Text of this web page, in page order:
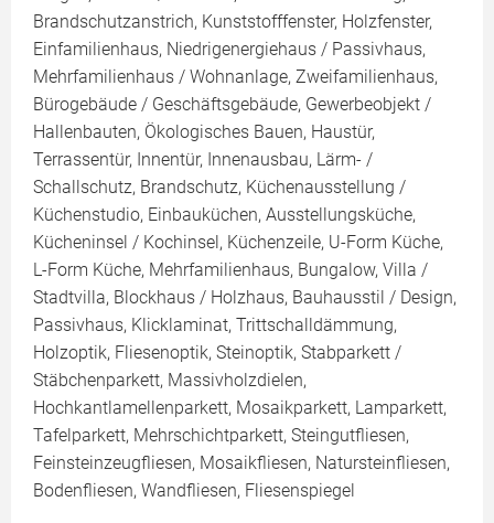
Brandschutzanstrich, Kunststofffenster, Holzfenster,
Einfamilienhaus, Niedrigenergiehaus / Passivhaus,
Mehrfamilienhaus / Wohnanlage, Zweifamilienhaus,
Bürogebäude / Geschäftsgebäude, Gewerbeobjekt /
Hallenbauten, Ökologisches Bauen, Haustür,
Terrassentür, Innentür, Innenausbau, Lärm- /
Schallschutz, Brandschutz, Küchenausstellung /
Küchenstudio, Einbauküchen, Ausstellungsküche,
Kücheninsel / Kochinsel, Küchenzeile, U-Form Küche,
L-Form Küche, Mehrfamilienhaus, Bungalow, Villa /
Stadtvilla, Blockhaus / Holzhaus, Bauhausstil / Design,
Passivhaus, Klicklaminat, Trittschalldämmung,
Holzoptik, Fliesenoptik, Steinoptik, Stabparkett /
Stäbchenparkett, Massivholzdielen,
Hochkantlamellenparkett, Mosaikparkett, Lamparkett,
Tafelparkett, Mehrschichtparkett, Steingutfliesen,
Feinsteinzeugfliesen, Mosaikfliesen, Natursteinfliesen,
Bodenfliesen, Wandfliesen, Fliesenspiegel